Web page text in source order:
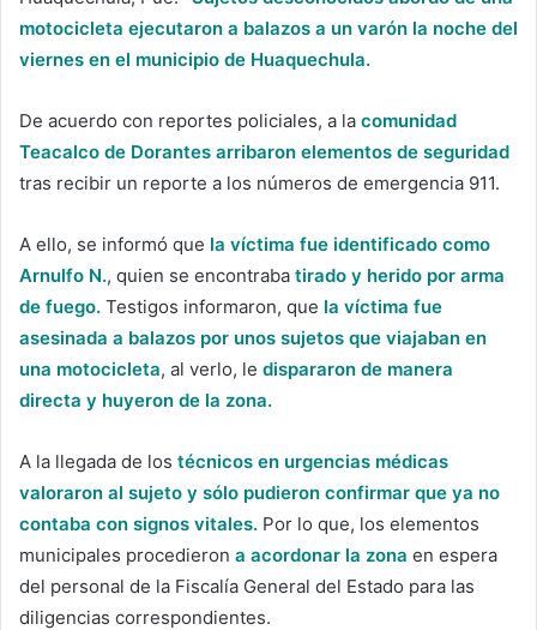
motocicleta ejecutaron a balazos a un varón la noche del
viernes en el municipio de Huaquechula.
De acuerdo con reportes policiales, a la comunidad
Teacalco de Dorantes arribaron elementos de seguridad
tras recibir un reporte a los números de emergencia 911.
A ello, se informó que la víctima fue identificado como
Arnulfo N., quien se encontraba tirado y herido por arma
de fuego. Testigos informaron, que la víctima fue
asesinada a balazos por unos sujetos que viajaban en
una motocicleta, al verlo, le dispararon de manera
directa y huyeron de la zona.
A la llegada de los técnicos en urgencias médicas
valoraron al sujeto y sólo pudieron confirmar que ya no
contaba con signos vitales. Por lo que, los elementos
municipales procedieron a acordonar la zona en espera
del personal de la Fiscalía General del Estado para las
diligencias correspondientes.